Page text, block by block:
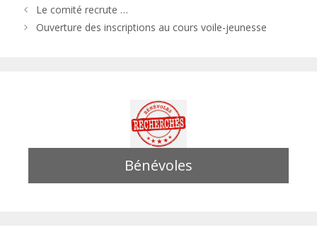
Le comité recrute …
Ouverture des inscriptions au cours voile-jeunesse
Bénévoles